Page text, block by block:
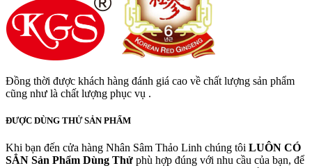
Đồng thời được khách hàng đánh giá cao về chất lượng sản phẩm
cũng như là chất lượng phục vụ .
ĐƯỢC DÙNG THỬ SẢN PHẨM
Khi bạn đến cửa hàng Nhân Sâm Thảo Linh chúng tôi LUÔN CÓ
SẲN Sản Phẩm Dùng Thử phù hợp đúng với nhu cầu của bạn, để